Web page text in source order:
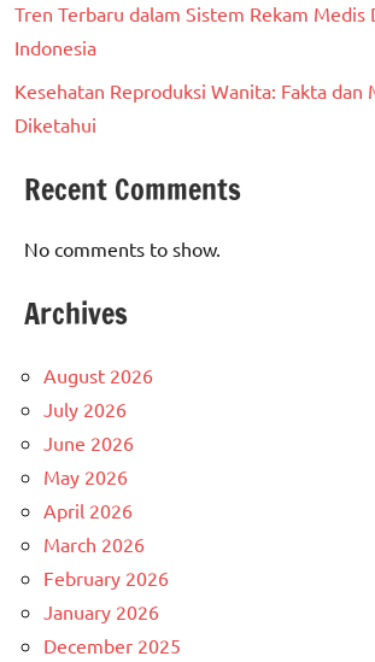
Tren Terbaru dalam Sistem Rekam Medis
Indonesia
Kesehatan Reproduksi Wanita: Fakta dan
Diketahui
Recent Comments
No comments to show.
Archives
August 2026
July 2026
June 2026
May 2026
April 2026
March 2026
February 2026
January 2026
December 2025